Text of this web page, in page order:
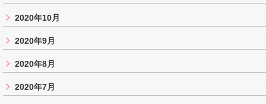
2020年10月
2020年9月
2020年8月
2020年7月